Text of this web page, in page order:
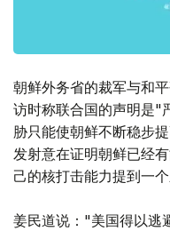
朝鲜外务省的裁军与和
访时称联合国的声明是"
胁只能使朝鲜不断稳步
发射意在证明朝鲜已经
己的核打击能力提到一个
姜民道说："美国得以逃